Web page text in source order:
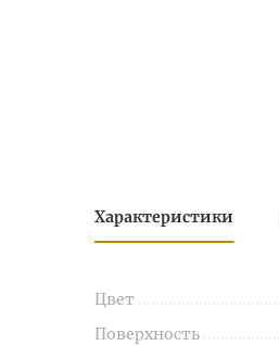
Характеристики
Цвет
Поверхность